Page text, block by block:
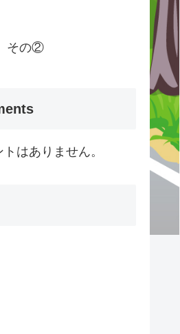
その②
はありません。